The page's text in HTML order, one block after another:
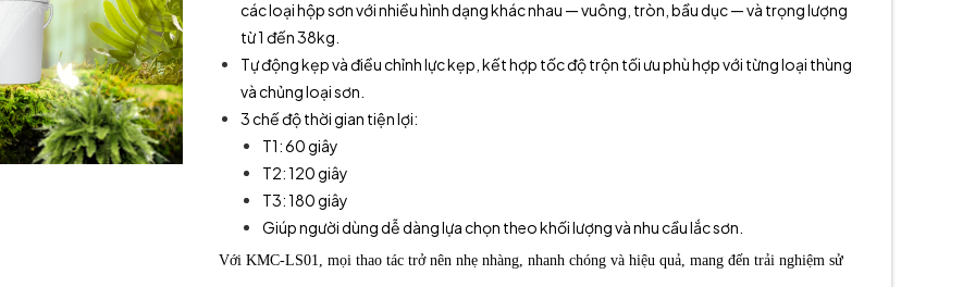
các loại hộp sơn với nhiều hình dạng khác nhau — vuông, tròn, bầu dục — và trọng lượng
từ 1 đến 38kg.
Tự động kẹp và điều chỉnh lực kẹp, kết hợp tốc độ trộn tối ưu phù hợp với từng loại thùng
và chủng loại sơn.
3 chế độ thời gian tiện lợi:
T1: 60 giây
T2: 120 giây
T3: 180 giây
Giúp người dùng dễ dàng lựa chọn theo khối lượng và nhu cầu lắc sơn.
Với KMC-LS01, mọi thao tác trở nên nhẹ nhàng, nhanh chóng và hiệu quả, mang đến trải nghiệm sử